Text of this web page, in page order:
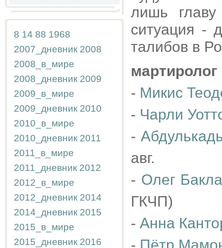
8 14 88 1968
2007_дневник 2008
2008_в_мире
2008_дневник 2009
2009_в_мире
2009_дневник 2010
2010_в_мире
2010_дневник 2011
2011_в_мире
2011_дневник 2012
2012_в_мире
2012_дневник 2014
2014_дневник 2015
2015_в_мире
2015_дневник 2016
лишь
ситуация -
талибов в
мартиролог
- Микис
- Чарли
-
авг.
- Олег
ГКЧП)
- Анна